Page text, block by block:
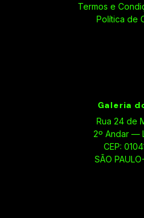
Termos e
Política de
Galeria
Rua 24 de
2º Andar —
CEP:
SÃO